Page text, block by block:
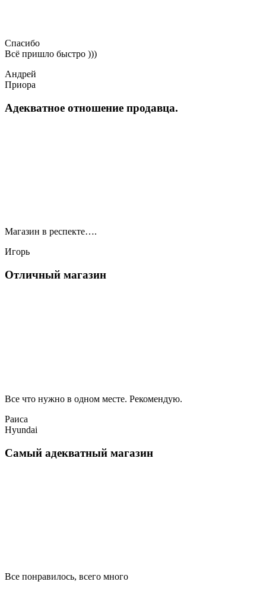
Спасибо
Всё пришло быстро )))
Андрей
Приора
Адекватное отношение продавца.
Магазин в респекте….
Игорь
Отличный магазин
Все что нужно в одном месте. Рекомендую.
Раиса
Hyundai
Самый адекватный магазин
Все понравилось, всего много